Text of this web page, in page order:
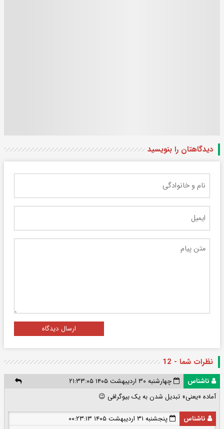
دیدگاهتان را بنویسید
ارسال دیدگاه
نظرات شما - 12
ناشناس
چهارشنبه ۳۰ اردیبهشت ۱۴۰۵ ۲۱:۳۳:۰۵
آماده «یعنی» تبدیل شدن به یک بیوگرافی 😉
ناشناس
پنجشنبه ۳۱ اردیبهشت ۱۴۰۵ ۰۰:۲۳:۱۳